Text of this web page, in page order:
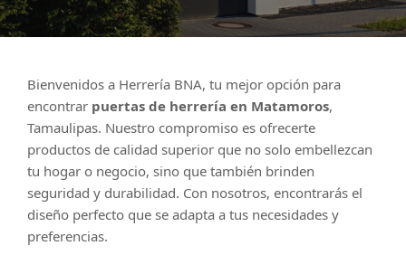
Bienvenidos a Herrería BNA, tu mejor opción para
encontrar puertas de herrería en Matamoros,
Tamaulipas. Nuestro compromiso es ofrecerte
productos de calidad superior que no solo embellezcan
tu hogar o negocio, sino que también brinden
seguridad y durabilidad. Con nosotros, encontrarás el
diseño perfecto que se adapta a tus necesidades y
preferencias.